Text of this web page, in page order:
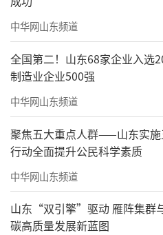
（来源：大众网·海
中华网山东频道
全国第二！山东68家企业入选
制造业企业500强
中华网山东频道
聚焦五大重点人群——山东实
行动全面提升公民科学素质
中华网山东频道
山东“双引擎”驱动 雁阵集
碳高质量发展新蓝图